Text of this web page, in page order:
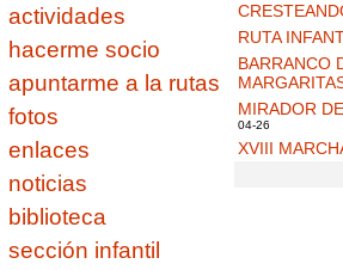
actividades
hacerme socio
apuntarme a la rutas
fotos
enlaces
noticias
biblioteca
sección infantil
RUTA
BARRANCO
MIRADOR
04-26
XVIII